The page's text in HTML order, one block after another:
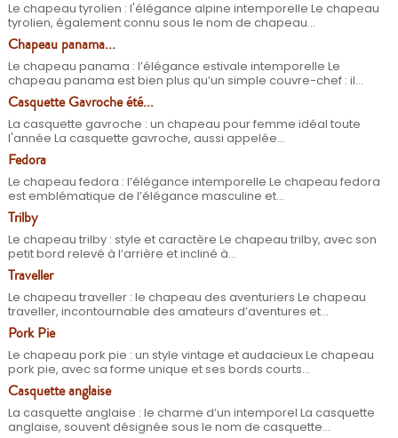
Le chapeau tyrolien : l'élégance alpine intemporelle Le chapeau
tyrolien, également connu sous le nom de chapeau...
Chapeau panama...
Le chapeau panama : l’élégance estivale intemporelle Le
chapeau panama est bien plus qu’un simple couvre-chef : il...
Casquette Gavroche été...
La casquette gavroche : un chapeau pour femme idéal toute
l'année La casquette gavroche, aussi appelée...
Fedora
Le chapeau fedora : l’élégance intemporelle Le chapeau fedora
est emblématique de l’élégance masculine et...
Trilby
Le chapeau trilby : style et caractère Le chapeau trilby, avec son
petit bord relevé à l’arrière et incliné à...
Traveller
Le chapeau traveller : le chapeau des aventuriers Le chapeau
traveller, incontournable des amateurs d’aventures et...
Pork Pie
Le chapeau pork pie : un style vintage et audacieux Le chapeau
pork pie, avec sa forme unique et ses bords courts...
Casquette anglaise
La casquette anglaise : le charme d’un intemporel La casquette
anglaise, souvent désignée sous le nom de casquette...